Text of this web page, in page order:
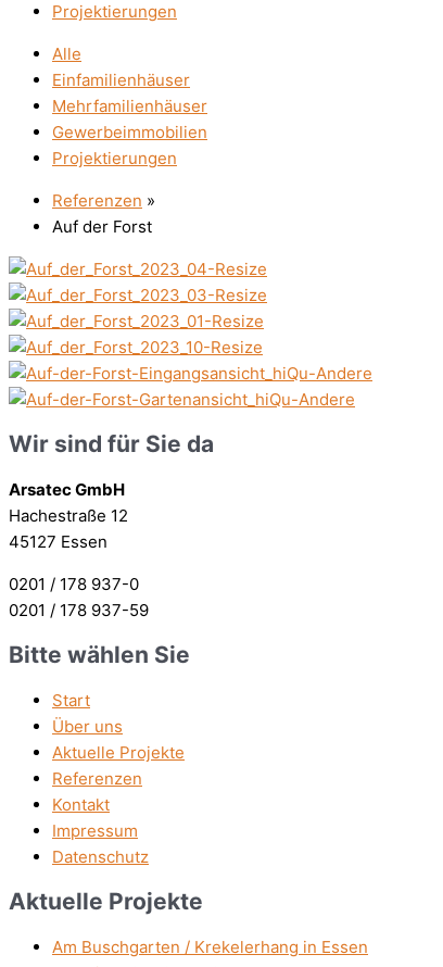
Projektierungen
Alle
Einfamilienhäuser
Mehrfamilienhäuser
Gewerbeimmobilien
Projektierungen
Referenzen »
Auf der Forst
Wir sind für Sie da
Arsatec GmbH
Hachestraße 12
45127 Essen
0201 / 178 937-0
0201 / 178 937-59
Bitte wählen Sie
Start
Über uns
Aktuelle Projekte
Referenzen
Kontakt
Impressum
Datenschutz
Aktuelle Projekte
Am Buschgarten / Krekelerhang in Essen